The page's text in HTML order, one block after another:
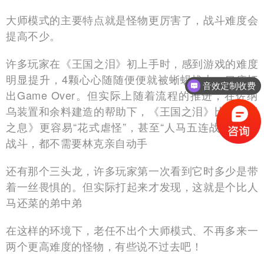
大师模式的主要特点就是怪物更厉害了，战斗难度会
提高不少。
许多玩家在《王国之泪》初上手时，感到游戏的难度
明显提升，4颗心心随随便便就被蜥蜴战士一口痰打
出Game Over。但实际上随着流程的推进，在佐纳
乌装置和余料建造的帮助下，《王国之泪》比《旷野
之息》更容易“花式虐怪”，甚至“人马五连战”之类的
战斗，都不需要林克亲自动手
还有那个三头龙，许多玩家第一次看到它时多少是带
着一丝畏惧的。但实际打起来才发现，这就是个比人
马还菜的弟中弟
在这样的环境下，老任不出个大师模式、不再多来一
两个更高难度的怪物，有些说不过去吧！
音效定制收费